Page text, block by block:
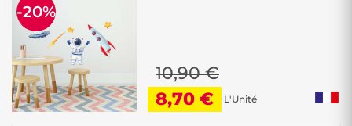
10,90 €
8,70 €
L'Unité
-20%